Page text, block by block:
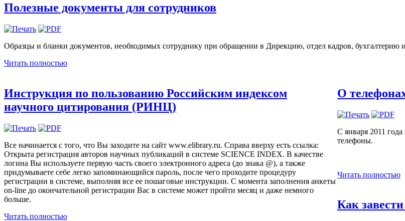
Полезные документы для сотрудников
Образцы и бланки документов, необходимых сотруднику при обращении в Дирекцию, отдел кадров, бухгалтерию
Читать полностью
Инструкция по пользованию Российским индексом
научного цитирования (РИНЦ)
Все начинается с того, что Вы заходите на сайт www.elibrary.ru. Справа вверху есть ссылка:
Открыта регистрация авторов научных публикаций в системе SCIENCE INDEX. В качестве
логина Вы используете первую часть своего электронного адреса (до знака @), а также
придумываете себе легко запоминающийся пароль, после чего проходите процедуру
регистрации в системе, выполняя все ее пошаговые инструкции. С момента заполнения анкеты
on-line до окончательной регистрации Вас в системе может пройти месяц и даже немного
больше.
Читать полностью
О
С января 2011
телефоны.
Читать полностью
Как